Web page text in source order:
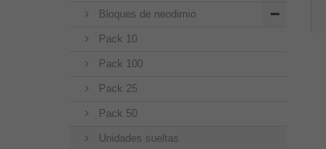
Bloques de neodimio
Pack 10
Pack 100
Pack 25
Pack 50
Unidades sueltas